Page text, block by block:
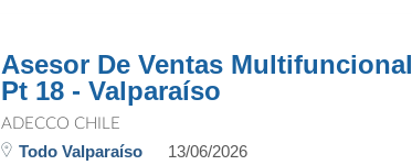
Asesor De Ventas Multifuncional
Pt 18 - Valparaíso
ADECCO CHILE
Todo Valparaíso 13/06/2026